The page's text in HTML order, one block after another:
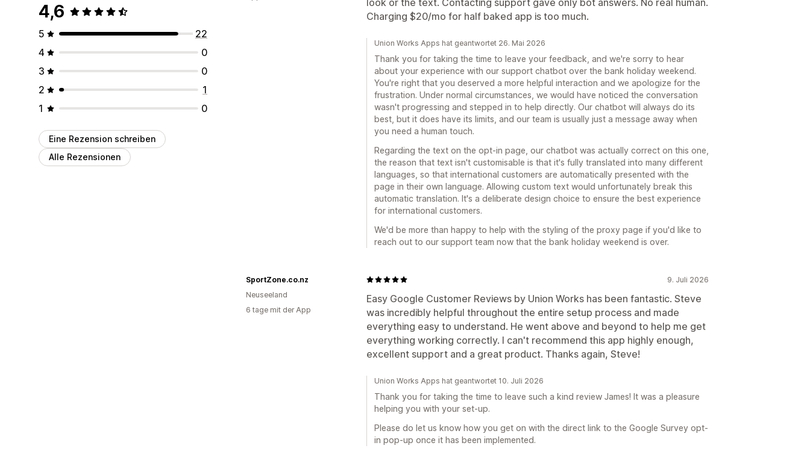
4,6
5
22
4
0
3
0
2
1
1
0
Eine Rezension schreiben
Alle Rezensionen
Charging $20/mo for half baked app is too much.
Union Works Apps hat geantwortet 26. Mai 2026
Thank you for taking the time to leave your feedback, and we're sorry to hear
about your experience with our support chatbot over the bank holiday weekend.
You're right that you deserved a more helpful interaction and we apologize for the
frustration. Under normal circumstances, we would have noticed the conversation
wasn't progressing and stepped in to help directly. Our chatbot will always do its
best, but it does have its limits, and our team is usually just a message away when
you need a human touch.
Regarding the text on the opt-in page, our chatbot was actually correct on this one,
the reason that text isn't customisable is that it's fully translated into many different
languages, so that international customers are automatically presented with the
page in their own language. Allowing custom text would unfortunately break this
automatic translation. It's a deliberate design choice to ensure the best experience
for international customers.
We'd be more than happy to help with the styling of the proxy page if you'd like to
reach out to our support team now that the bank holiday weekend is over.
9. Juli 2026
Easy Google Customer Reviews by Union Works has been fantastic. Steve
was incredibly helpful throughout the entire setup process and made
everything easy to understand. He went above and beyond to help me get
everything working correctly. I can't recommend this app highly enough,
excellent support and a great product. Thanks again, Steve!
SportZone.co.nz
Neuseeland
6 tage mit der App
Union Works Apps hat geantwortet 10. Juli 2026
Thank you for taking the time to leave such a kind review James! It was a pleasure
helping you with your set-up.
Please do let us know how you get on with the direct link to the Google Survey opt-
in pop-up once it has been implemented.